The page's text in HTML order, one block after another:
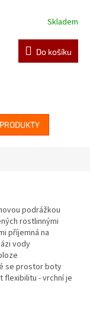
Skladem
Do košíku
podrážkou
rostlinnými
příjemná na
vody
se prostor boty
flexibilitu - vrchní je